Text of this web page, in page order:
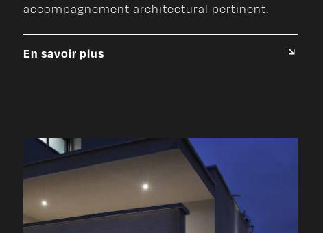
accompagnement architectural pertinent.
En savoir plus